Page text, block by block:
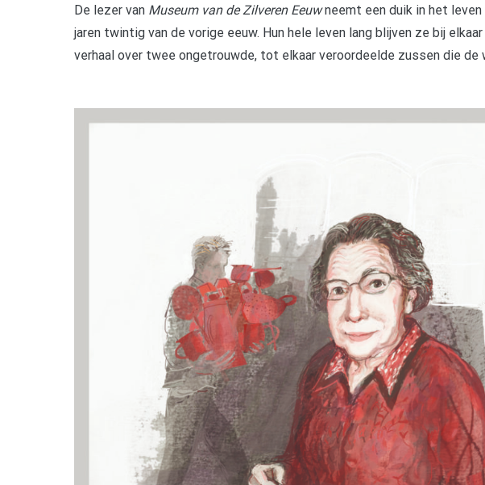
De lezer van Museum van de Zilveren Eeuwneemt een duik in het leven
jaren twintig van de vorige eeuw. Hun hele leven lang blijven ze bij
verhaal over twee ongetrouwde, tot elkaar veroordeelde zussen die de